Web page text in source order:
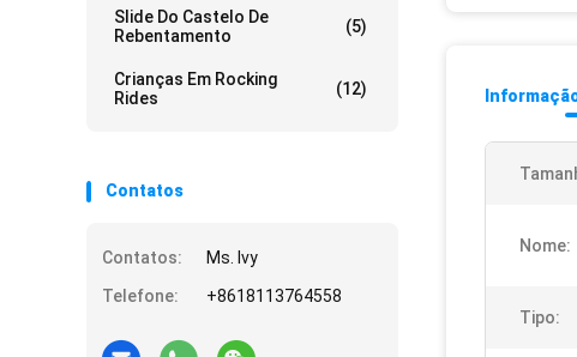
Slide Do Castelo De
Rebentamento
(5)
Crianças Em Rocking
Rides
(12)
Contatos
Contatos:
Ms. Ivy
Telefone:
+8618113764558
Nome:
Tipo: